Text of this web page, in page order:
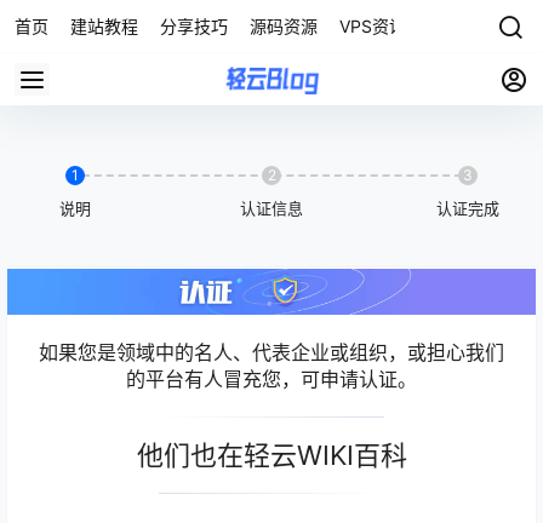
首页 建站教程 分享技巧 源码资源 VPS资讯
1
说明
2
认证信息
3
认证完成
如果您是领域中的名人、代表企业或组织，或担心我们
的平台有人冒充您，可申请认证。
他们也在轻云WIKI百科